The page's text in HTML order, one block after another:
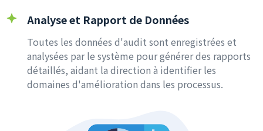
Analyse et Rapport de Données
Toutes les données d'audit sont enregistrées et
analysées par le système pour générer des rapports
détaillés, aidant la direction à identifier les
domaines d'amélioration dans les processus.